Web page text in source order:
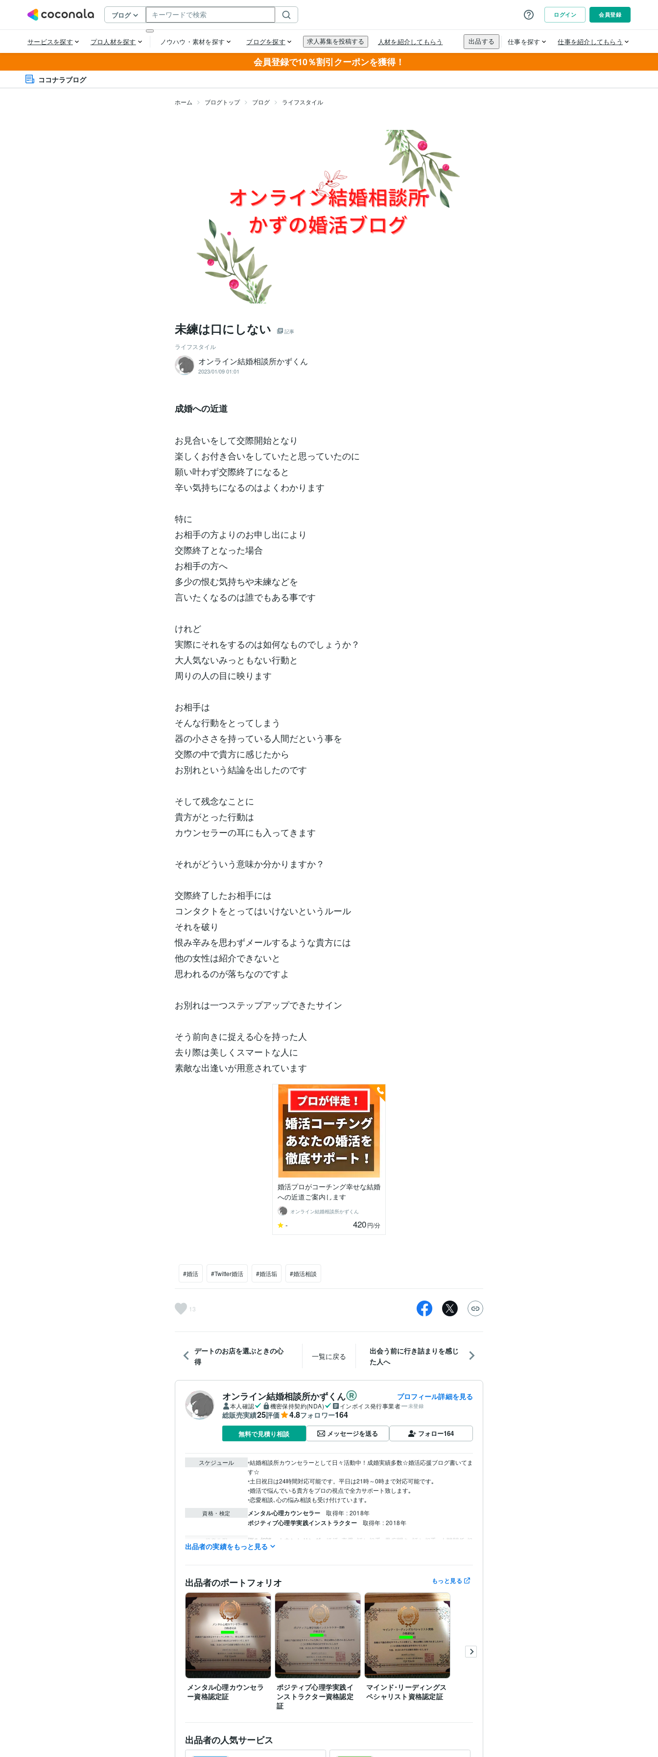
会員登録で10％割引クーポンを獲得！
ココナラブログ
ホーム ブログトップ ブログ ライフスタイル
未練は口にしない 記事
ライフスタイル
オンライン結婚相談所かずくん
2023/01/09 01:01
成婚への近道
お見合いをして交際開始となり
楽しくお付き合いをしていたと思っていたのに
願い叶わず交際終了になると
辛い気持ちになるのはよくわかります
特に
お相手の方よりのお申し出により
交際終了となった場合
お相手の方へ
多少の恨む気持ちや未練などを
言いたくなるのは誰でもある事です
けれど
実際にそれをするのは如何なものでしょうか？
大人気ないみっともない行動と
周りの人の目に映ります
お相手は
そんな行動をとってしまう
器の小ささを持っている人間だという事を
交際の中で貴方に感じたから
お別れという結論を出したのです
そして残念なことに
貴方がとった行動は
カウンセラーの耳にも入ってきます
それがどういう意味か分かりますか？
交際終了したお相手には
コンタクトをとってはいけないというルール
それを破り
恨み辛みを思わずメールするような貴方には
他の女性は紹介できないと
思われるのが落ちなのですよ
お別れは一つステップアップできたサイン
そう前向きに捉える心を持った人
去り際は美しくスマートな人に
素敵な出逢いが用意されています
婚活プロがコーチング幸せな結婚
への近道ご案内します
オンライン結婚相談所かずくん
- 420円/分
#婚活 #Twitter婚活 #婚活垢 #婚活相談
13
デートのお店を選ぶときの心
得
一覧に戻る
出会う前に行き詰まりを感じ
た人へ
オンライン結婚相談所かずくん プロフィール詳細を見る
本人確認 機密保持契約(NDA) インボイス発行事業者 未登録
総販売実績25評価 4.8フォロワー164
無料で見積り相談 メッセージを送る フォロー164
スケジュール
◦結婚相談所カウンセラーとして日々活動中！成婚実績多数☆婚活応援ブログ書いてま
す☆
◦土日祝日は24時間対応可能です。平日は21時～0時まで対応可能です｡
◦婚活で悩んでいる貴方をプロの視点で全力サポート致します｡
◦恋愛相談､心の悩み相談も受け付けています｡
資格・検定 メンタル心理カウンセラー 取得年 : 2018年
ポジティブ心理学実践インストラクター 取得年 : 2018年
得意分野 悩み相談・カウンセリング 婚活､恋愛､話し相手 愚痴聞き､話し相手
人間関係 相
談
出品者の実績をもっと見る
出品者のポートフォリオ もっと見る
メンタル心理カウンセラ
ー資格認定証
ポジティブ心理学実践イ
ンストラクター資格認定
証
マインド･リーディングス
ペシャリスト資格認定証
出品者の人気サービス